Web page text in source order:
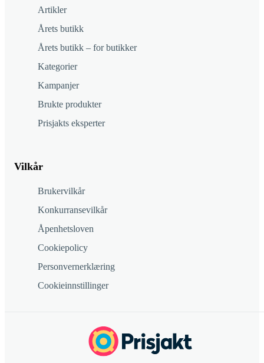
Artikler
Årets butikk
Årets butikk – for butikker
Kategorier
Kampanjer
Brukte produkter
Prisjakts eksperter
Vilkår
Brukervilkår
Konkurransevilkår
Åpenhetsloven
Cookiepolicy
Personvernerklæring
Cookieinnstillinger